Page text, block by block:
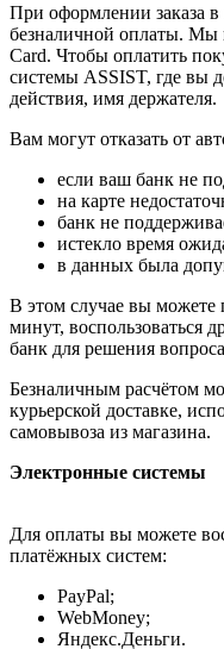
При оформлении заказа
безналичной оплаты. Мы
Card. Чтобы оплатить
системы ASSIST, где вы
действия, имя держателя.
Вам могут отказать от
если ваш банк не
на карте
банк не
истекло время
в данных была
В этом случае вы можете
минут, воспользоваться
банк для решения
Безналичным расчётом
курьерской доставке,
самовывоза из магазина.
Электронные системы
Для оплаты вы можете
платёжных систем:
PayPal;
WebMoney;
Яндекс.Деньги.